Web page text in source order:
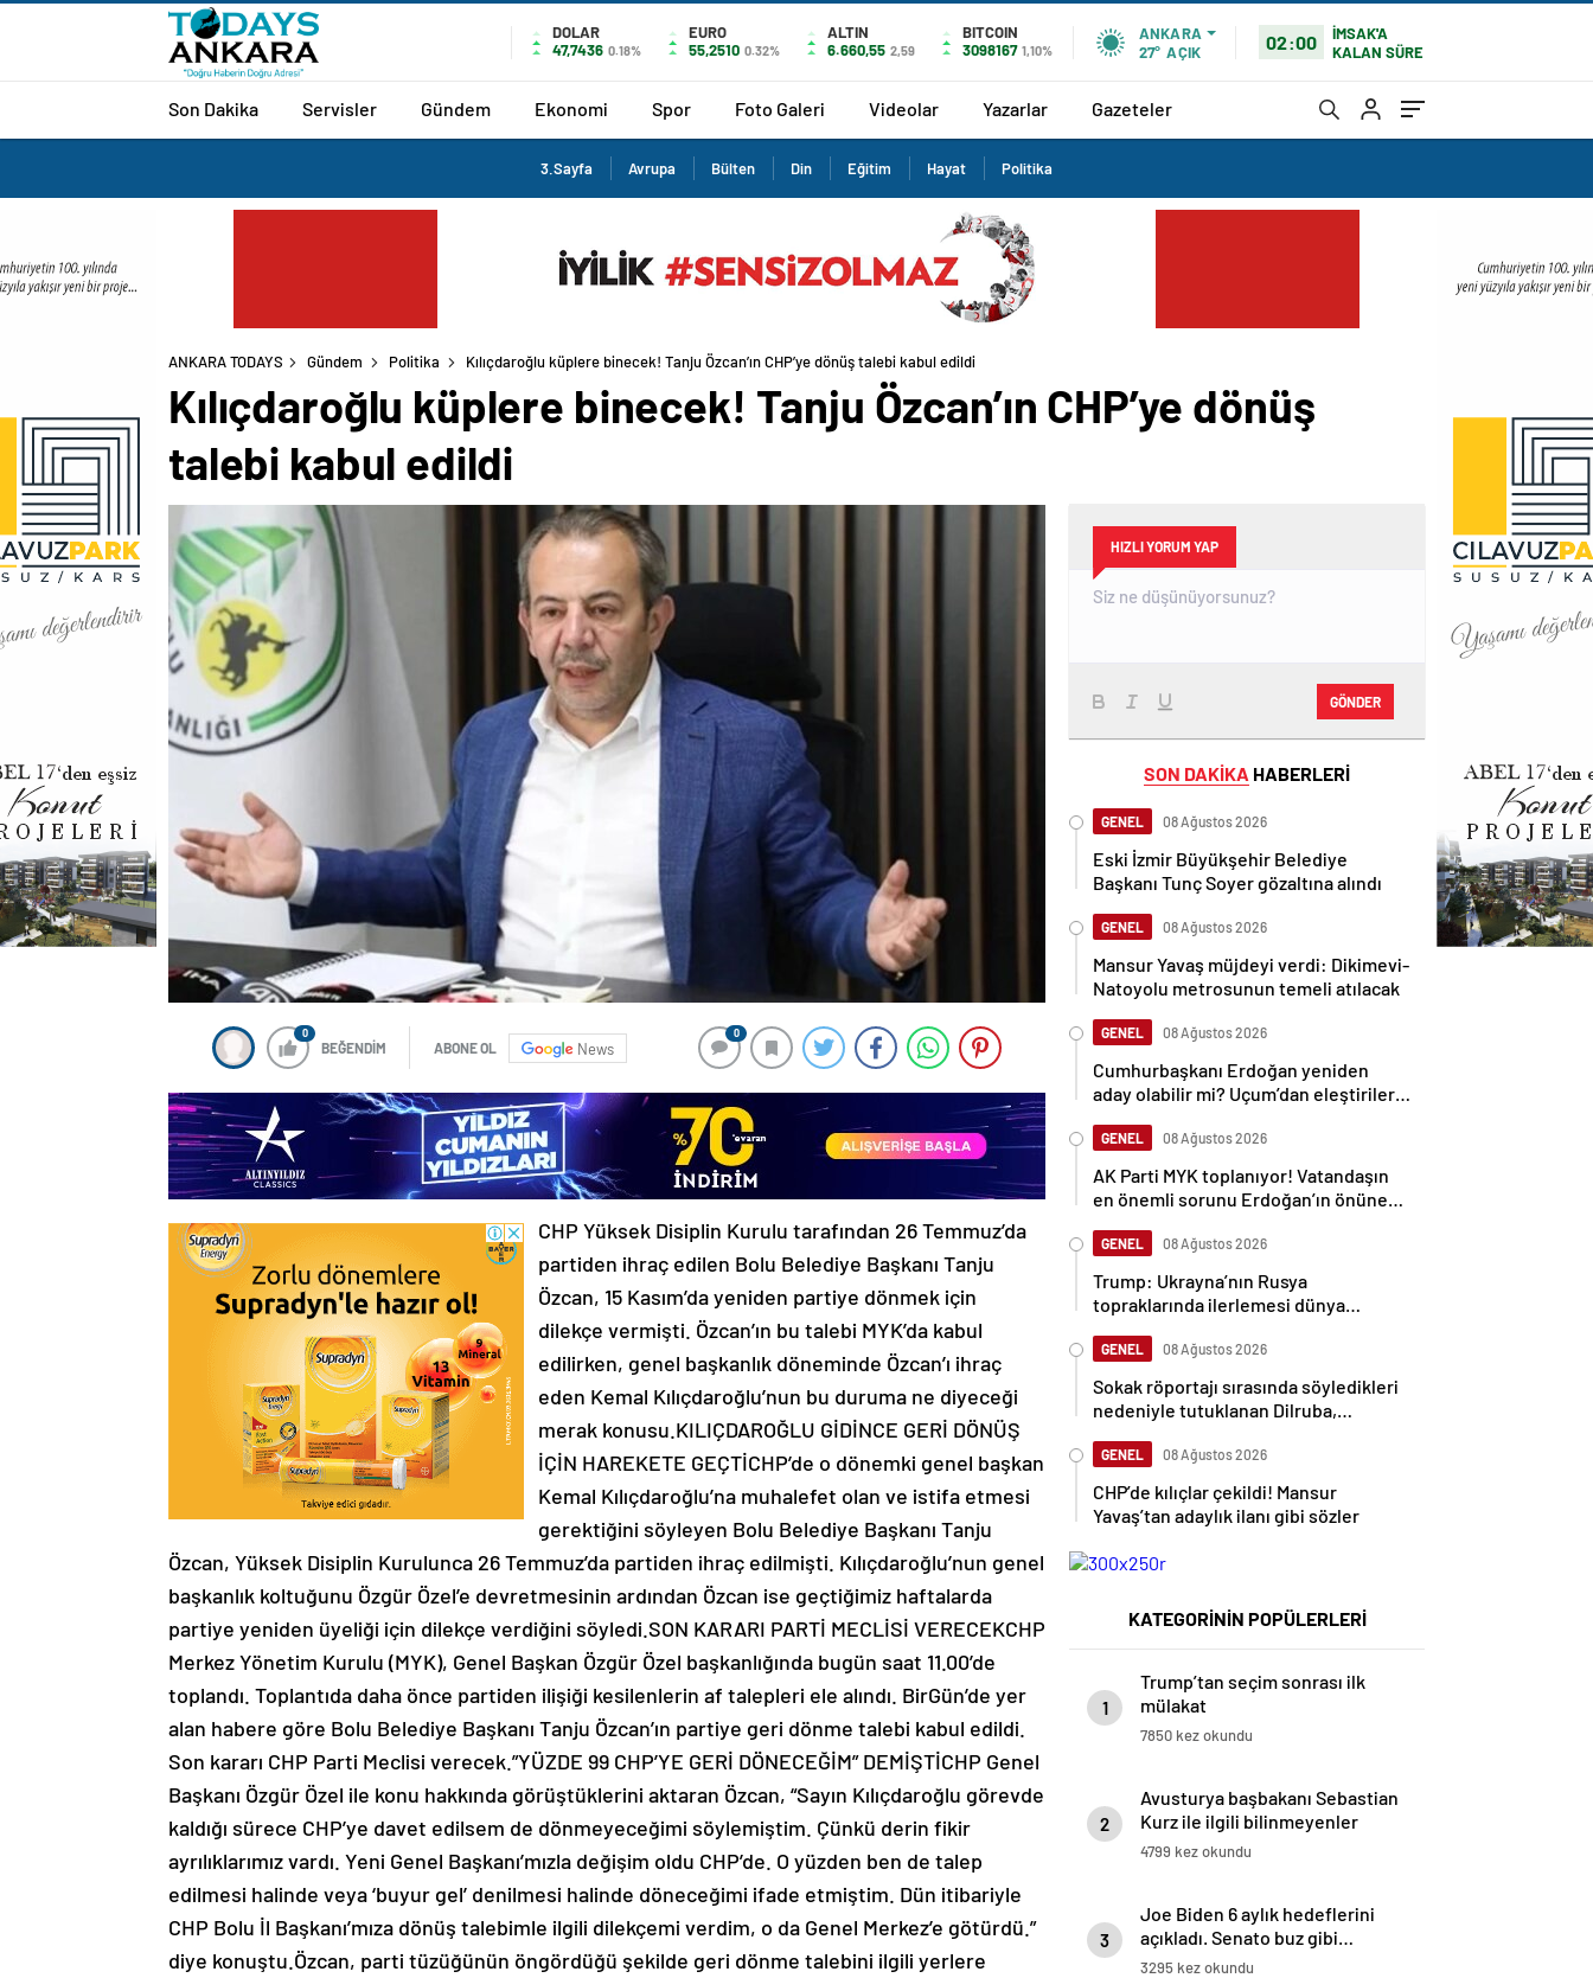
DOLAR
47,7436 0.18%
EURO
55,2510 0.32%
ALTIN
6.660,55 2,59
BITCOIN
3098167 1,10%
ANKARA
27° AÇIK 02:00
İMSAK'A
KALAN SÜRE
Son Dakika Servisler Gündem Ekonomi Spor Foto Galeri Videolar Yazarlar Gazeteler
3.Sayfa Avrupa Bülten Din Eğitim Hayat Politika
ANKARA TODAYS Gündem Politika Kılıçdaroğlu küplere binecek! Tanju Özcan’ın CHP’ye dönüş talebi kabul edildi
Kılıçdaroğlu küplere binecek! Tanju Özcan’ın CHP’ye dönüş
talebi kabul edildi
0
BEĞENDİM ABONE OL News
0
CHP Yüksek Disiplin Kurulu tarafından 26 Temmuz’da
partiden ihraç edilen Bolu Belediye Başkanı Tanju
Özcan, 15 Kasım’da yeniden partiye dönmek için
dilekçe vermişti. Özcan’ın bu talebi MYK’da kabul
edilirken, genel başkanlık döneminde Özcan’ı ihraç
eden Kemal Kılıçdaroğlu’nun bu duruma ne diyeceği
merak konusu.KILIÇDAROĞLU GİDİNCE GERİ DÖNÜŞ
İÇİN HAREKETE GEÇTİCHP’de o dönemki genel başkan
Kemal Kılıçdaroğlu’na muhalefet olan ve istifa etmesi
gerektiğini söyleyen Bolu Belediye Başkanı Tanju
Özcan, Yüksek Disiplin Kurulunca 26 Temmuz’da partiden ihraç edilmişti. Kılıçdaroğlu’nun genel
başkanlık koltuğunu Özgür Özel’e devretmesinin ardından Özcan ise geçtiğimiz haftalarda
partiye yeniden üyeliği için dilekçe verdiğini söyledi.SON KARARI PARTİ MECLİSİ VERECEKCHP
Merkez Yönetim Kurulu (MYK), Genel Başkan Özgür Özel başkanlığında bugün saat 11.00’de
toplandı. Toplantıda daha önce partiden ilişiği kesilenlerin af talepleri ele alındı. BirGün’de yer
alan habere göre Bolu Belediye Başkanı Tanju Özcan’ın partiye geri dönme talebi kabul edildi.
Son kararı CHP Parti Meclisi verecek.”YÜZDE 99 CHP’YE GERİ DÖNECEĞİM” DEMİŞTİCHP Genel
Başkanı Özgür Özel ile konu hakkında görüştüklerini aktaran Özcan, “Sayın Kılıçdaroğlu görevde
kaldığı sürece CHP’ye davet edilsem de dönmeyeceğimi söylemiştim. Çünkü derin fikir
ayrılıklarımız vardı. Yeni Genel Başkanı’mızla değişim oldu CHP’de. O yüzden ben de talep
edilmesi halinde veya ‘buyur gel’ denilmesi halinde döneceğimi ifade etmiştim. Dün itibariyle
CHP Bolu İl Başkanı’mıza dönüş talebimle ilgili dilekçemi verdim, o da Genel Merkez’e götürdü.”
diye konuştu.Özcan, parti tüzüğünün öngördüğü şekilde geri dönme talebini ilgili yerlere
HIZLI YORUM YAP
GÖNDER
SON DAKİKA HABERLERİ
GENEL 08 Ağustos 2026
Eski İzmir Büyükşehir Belediye
Başkanı Tunç Soyer gözaltına alındı
GENEL 08 Ağustos 2026
Mansur Yavaş müjdeyi verdi: Dikimevi-
Natoyolu metrosunun temeli atılacak
GENEL 08 Ağustos 2026
Cumhurbaşkanı Erdoğan yeniden
aday olabilir mi? Uçum’dan eleştirilere
GENEL 08 Ağustos 2026
AK Parti MYK toplanıyor! Vatandaşın
en önemli sorunu Erdoğan’ın önüne
GENEL 08 Ağustos 2026
Trump: Ukrayna’nın Rusya
topraklarında ilerlemesi dünya
GENEL 08 Ağustos 2026
Sokak röportajı sırasında söyledikleri
nedeniyle tutuklanan Dilruba,
GENEL 08 Ağustos 2026
CHP’de kılıçlar çekildi! Mansur
Yavaş’tan adaylık ilanı gibi sözler
KATEGORİNİN POPÜLERLERİ
1
Trump’tan seçim sonrası ilk
mülakat
7850 kez okundu
2
Avusturya başbakanı Sebastian
Kurz ile ilgili bilinmeyenler
4799 kez okundu
3
Joe Biden 6 aylık hedeflerini
açıkladı. Senato buz gibi…
3295 kez okundu